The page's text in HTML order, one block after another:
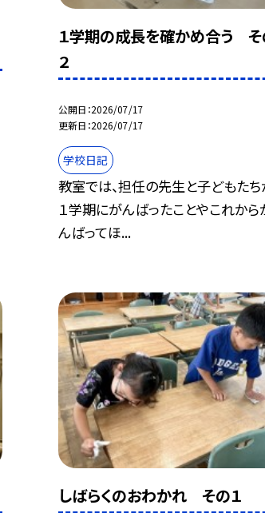
１学期の成長を確かめ合う
２
公開日 2026/07/17
更新日 2026/07/17
学校日記
教室では、担任の先生と子どもたち
１学期にがんばったことやこれから
んばってほ...
しばらくのおわかれ その１